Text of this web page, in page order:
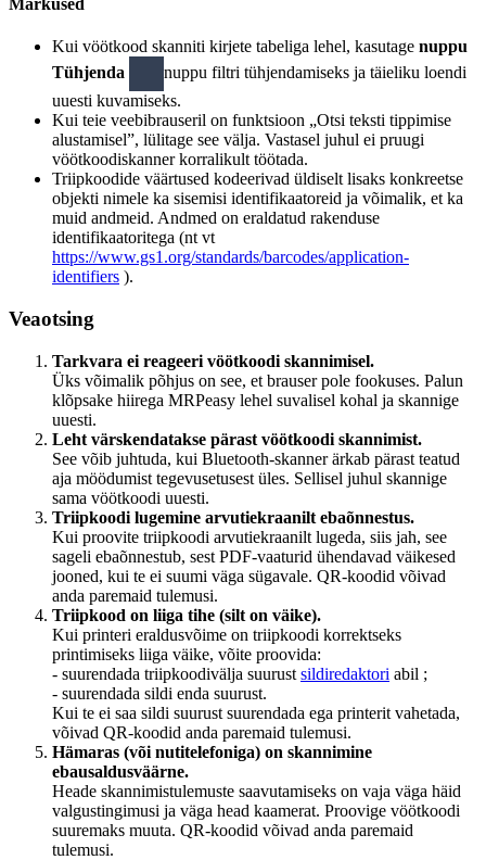
Märkused
Kui vöötkood skanniti kirjete tabeliga lehel, kasutage nuppu
Tühjenda
nuppu filtri tühjendamiseks ja täieliku loendi
uuesti kuvamiseks.
Kui teie veebibrauseril on funktsioon „Otsi teksti tippimise
alustamisel”, lülitage see välja. Vastasel juhul ei pruugi
vöötkoodiskanner korralikult töötada.
Triipkoodide väärtused kodeerivad üldiselt lisaks konkreetse
objekti nimele ka sisemisi identifikaatoreid ja võimalik, et ka
muid andmeid. Andmed on eraldatud rakenduse
identifikaatoritega (nt vt
https://www.gs1.org/standards/barcodes/application-
identifiers ).
Veaotsing
Tarkvara ei reageeri vöötkoodi skannimisel.
Üks võimalik põhjus on see, et brauser pole fookuses. Palun
klõpsake hiirega MRPeasy lehel suvalisel kohal ja skannige
uuesti.
Leht värskendatakse pärast vöötkoodi skannimist.
See võib juhtuda, kui Bluetooth-skanner ärkab pärast teatud
aja möödumist tegevusetusest üles. Sellisel juhul skannige
sama vöötkoodi uuesti.
Triipkoodi lugemine arvutiekraanilt ebaõnnestus.
Kui proovite triipkoodi arvutiekraanilt lugeda, siis jah, see
sageli ebaõnnestub, sest PDF-vaaturid ühendavad väikesed
jooned, kui te ei suumi väga sügavale. QR-koodid võivad
anda paremaid tulemusi.
Triipkood on liiga tihe (silt on väike).
Kui printeri eraldusvõime on triipkoodi korrektseks
printimiseks liiga väike, võite proovida:
- suurendada triipkoodivälja suurust sildiredaktori abil ;
- suurendada sildi enda suurust.
Kui te ei saa sildi suurust suurendada ega printerit vahetada,
võivad QR-koodid anda paremaid tulemusi.
Hämaras (või nutitelefoniga) on skannimine
ebausaldusväärne.
Heade skannimistulemuste saavutamiseks on vaja väga häid
valgustingimusi ja väga head kaamerat. Proovige vöötkoodi
suuremaks muuta. QR-koodid võivad anda paremaid
tulemusi.